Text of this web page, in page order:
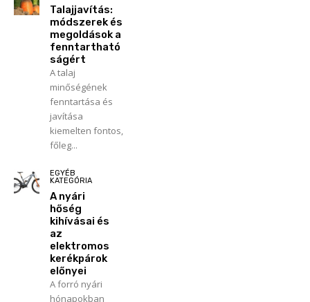
Talajjavítás:
módszerek és
megoldások a
fenntartható
ságért
A talaj
minőségének
fenntartása és
javítása
kiemelten fontos,
főleg...
EGYÉB
KATEGÓRIA
A nyári
hőség
kihívásai és
az
elektromos
kerékpárok
előnyei
A forró nyári
hónapokban